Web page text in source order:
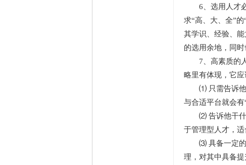
6、选用人才必
求“高、大、全”
其学识、经验、
的选用余地，同时
7、高素质的人
略里有体现，它
⑴ 只需告诉他你
与合适平台就会
⑵ 告诉他干什么
于管理型人才，
⑶ 具备一定的专
理，对其中具备